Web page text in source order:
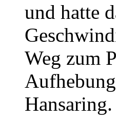
und hatte
Weg zum
Hansaring.